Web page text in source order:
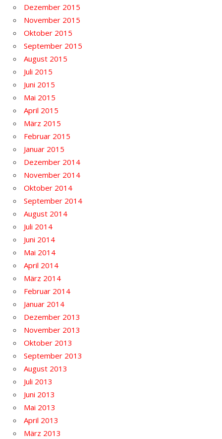
Dezember 2015
November 2015
Oktober 2015
September 2015
August 2015
Juli 2015
Juni 2015
Mai 2015
April 2015
März 2015
Februar 2015
Januar 2015
Dezember 2014
November 2014
Oktober 2014
September 2014
August 2014
Juli 2014
Juni 2014
Mai 2014
April 2014
März 2014
Februar 2014
Januar 2014
Dezember 2013
November 2013
Oktober 2013
September 2013
August 2013
Juli 2013
Juni 2013
Mai 2013
April 2013
März 2013